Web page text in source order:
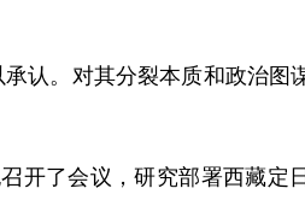
认。对其分裂本质和政治图
开了会议，研究部署西藏定